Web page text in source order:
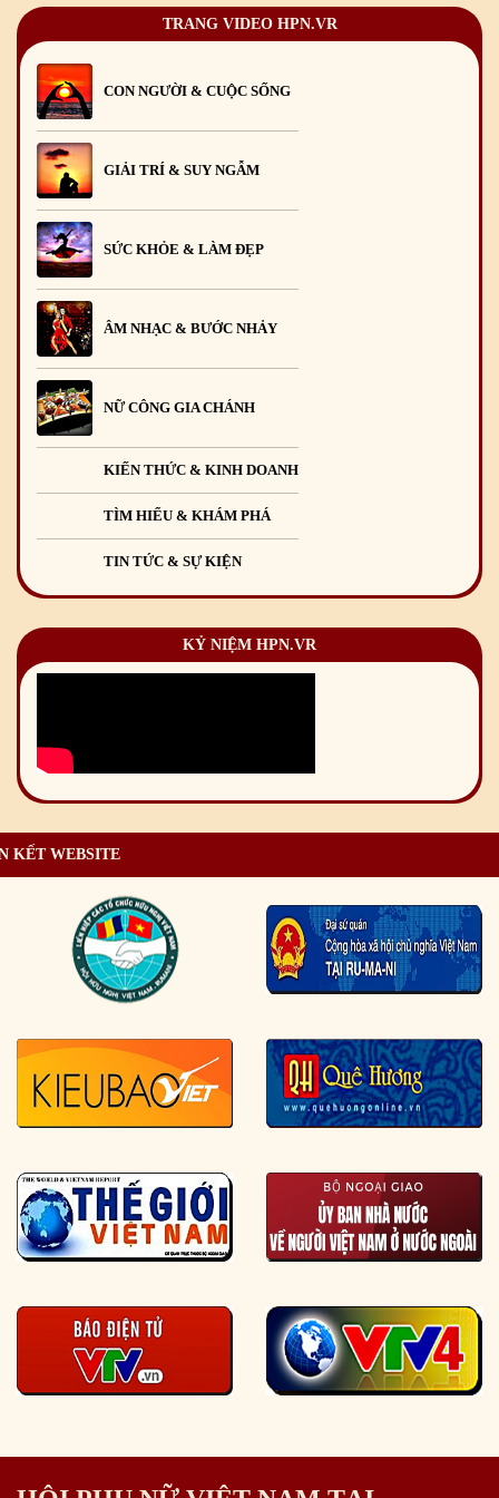
TRANG VIDEO HPN.VR
CON NGƯỜI & CUỘC SỐNG
GIẢI TRÍ & SUY NGẪM
SỨC KHỎE & LÀM ĐẸP
ÂM NHẠC & BƯỚC NHẢY
NỮ CÔNG GIA CHÁNH
KIẾN THỨC & KINH DOANH
TÌM HIỂU & KHÁM PHÁ
TIN TỨC & SỰ KIỆN
KỶ NIỆM HPN.VR
KẾT WEBSITE